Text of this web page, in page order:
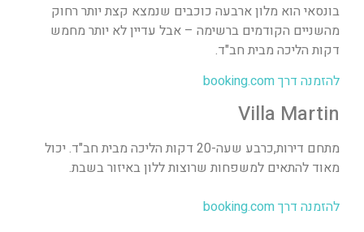
בונסאי הוא מלון ארבעה כוכבים שנמצא קצת יותר רחוק
מהשניים הקודמים ברשימה – אבל עדיין לא יותר מחמש
דקות הליכה מבית חב"ד.
להזמנה דרך booking.com
Villa Martin
מתחם דירות,כרבע שעה-20 דקות הליכה מבית חב"ד. יכול
מאוד להתאים למשפחות שרוצות ללון באיזור בשבת.
להזמנה דרך booking.com